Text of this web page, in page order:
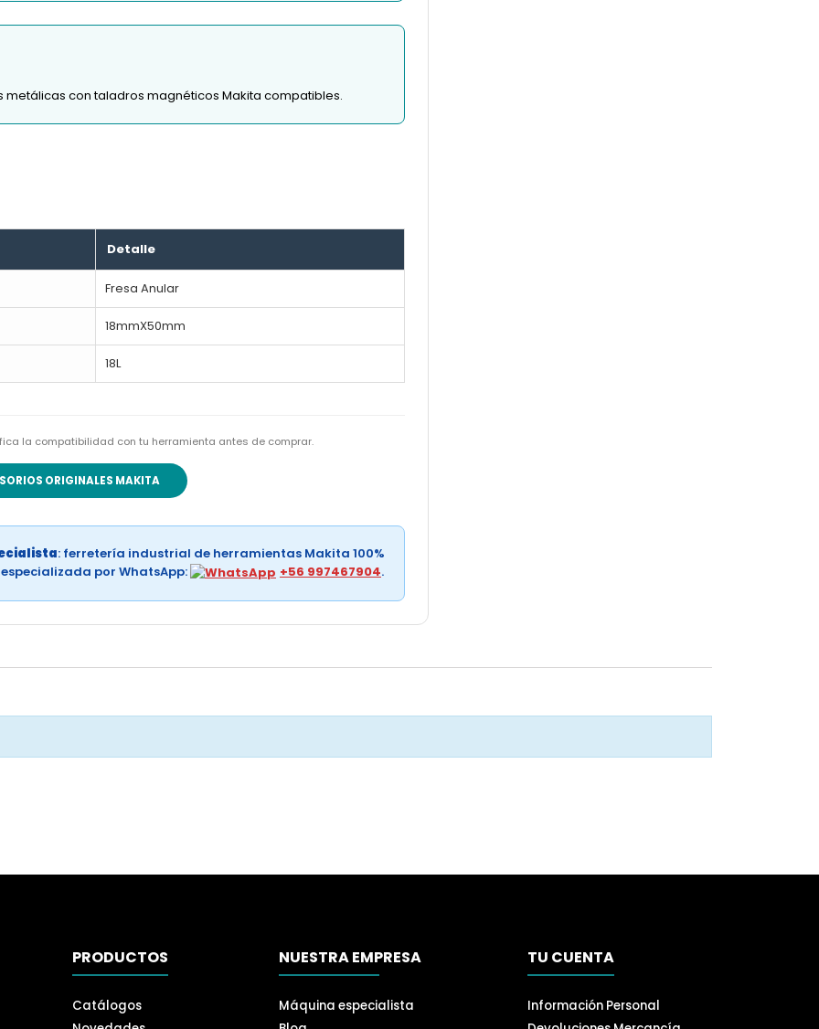
con taladros magnéticos Makita compatibles.
Detalle
Fresa Anular
18mmX50mm
18L
la compatibilidad con tu herramienta antes de comprar.
ORIGINALES MAKITA
: ferretería industrial de herramientas Makita 100%
por WhatsApp:
+56 997467904.
PRODUCTOS
Catálogos
NUESTRA EMPRESA
Máquina especialista
TU CUENTA
Información Personal